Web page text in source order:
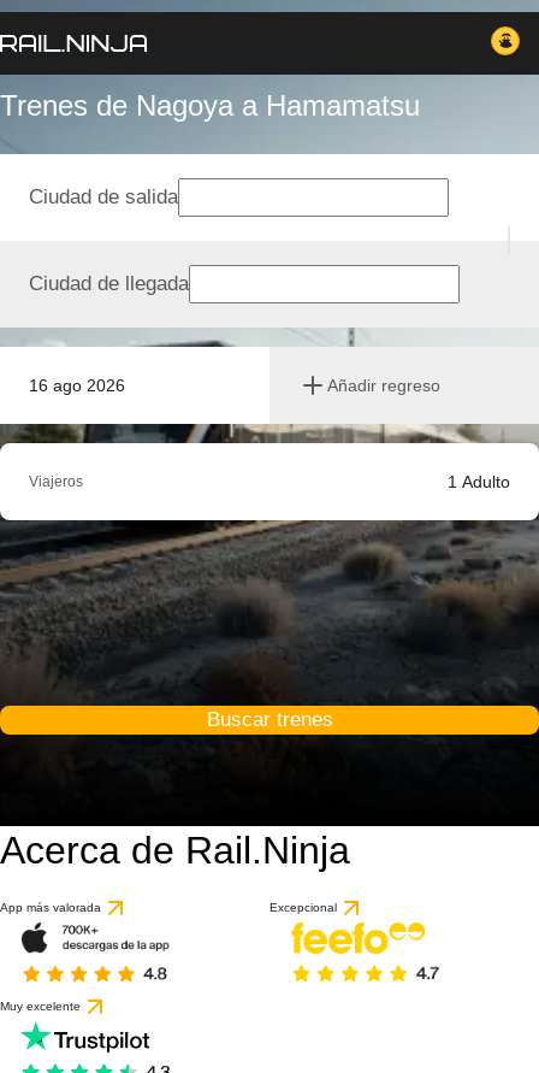
Trenes de Nagoya a Hamamatsu
16 ago 2026 Añadir regreso
Ciudad de salida
Ciudad de llegada
Viajeros 1 Adulto
Buscar trenes
Acerca de Rail.Ninja
App más valorada Excepcional
Muy excelente